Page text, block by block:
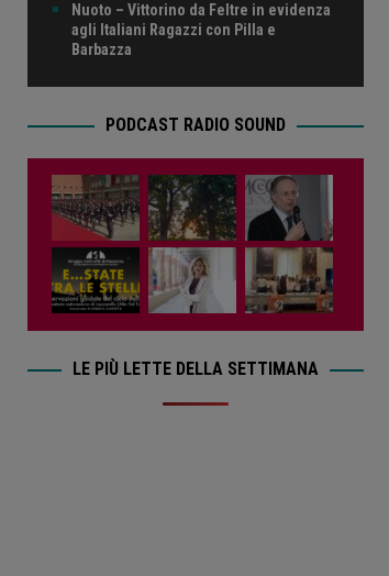
Nuoto – Vittorino da Feltre in evidenza
agli Italiani Ragazzi con Pilla e
Barbazza
PODCAST RADIO SOUND
LE PIÙ LETTE DELLA SETTIMANA